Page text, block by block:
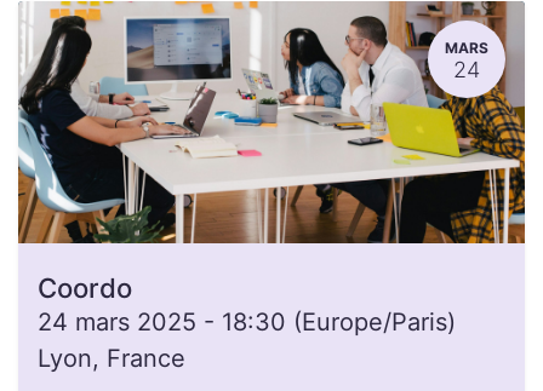
MARS
24
Coordo
24 mars 2025 - 18:30 (Europe/Paris)
Lyon, France